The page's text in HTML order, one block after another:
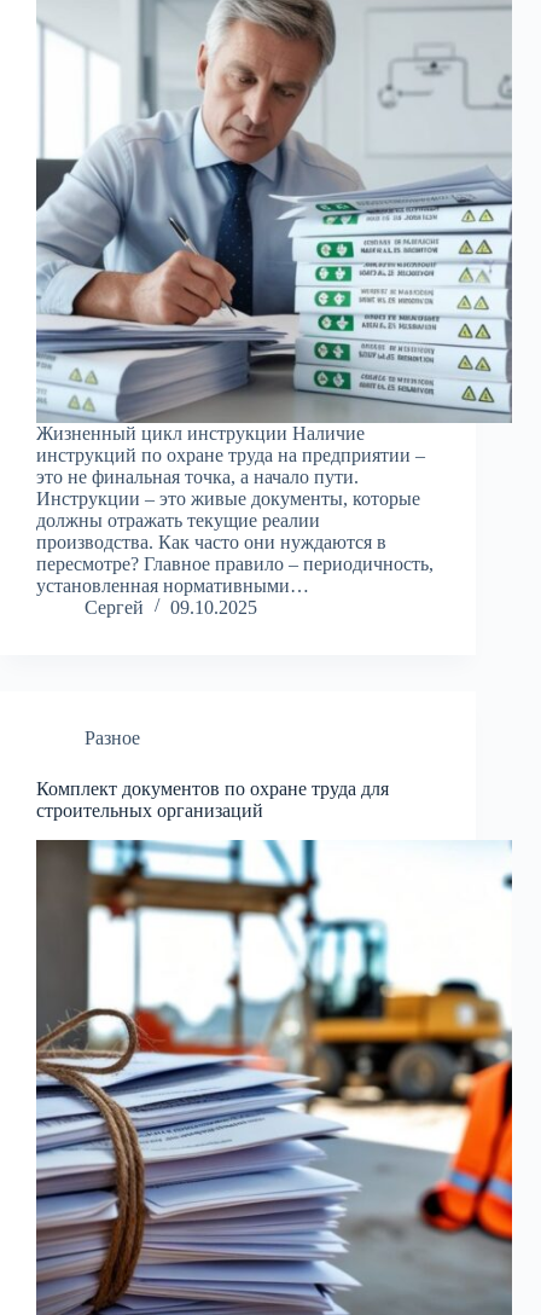
Жизненный цикл инструкции Наличие
инструкций по охране труда на предприятии –
это не финальная точка, а начало пути.
Инструкции – это живые документы, которые
должны отражать текущие реалии
производства. Как часто они нуждаются в
пересмотре? Главное правило – периодичность,
установленная нормативными…
Сергей
09.10.2025
Разное
Комплект документов по охране труда для
строительных организаций